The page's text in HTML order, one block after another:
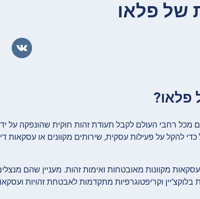
של פלאו
פלאו?
מכל רחבי העולם לקבל תעודת זהות חוקית שהונפקה על
להקל על פעילות עסקית, שירותים מקוונים או עסקאות
וקריפטוגרפיות מתקדמות לאבטחת זהויות